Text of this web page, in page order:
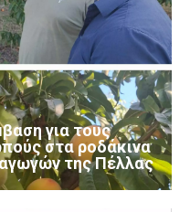
για τους
στα ροδάκινα
της Πέλλας